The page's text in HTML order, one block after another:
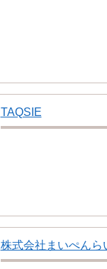
TAQSIE
株式会社まいぺんら